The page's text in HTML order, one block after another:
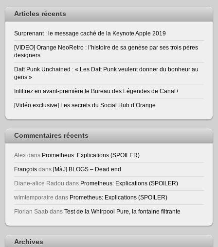
Articles récents
Surprenant : le message caché de la Keynote Apple 2019
[VIDEO] Orange NeoRetro : l’histoire de sa genèse par ses trois pères
designers
Daft Punk Unchained : « Les Daft Punk veulent donner du bonheur au
gens »
Infiltrez en avant-première le Bureau des Légendes de Canal+
[Vidéo exclusive] Les secrets du Social Hub d’Orange
Commentaires récents
Alex dans Prometheus: Explications (SPOILER)
François dans[MàJ] BLOGS – Dead end
Diane-alice Radou dans Prometheus: Explications (SPOILER)
wlmtemporaire dans Prometheus: Explications (SPOILER)
Florian Saab dansTest de la Whirpool Pure, la fontaine filtrante
Archives